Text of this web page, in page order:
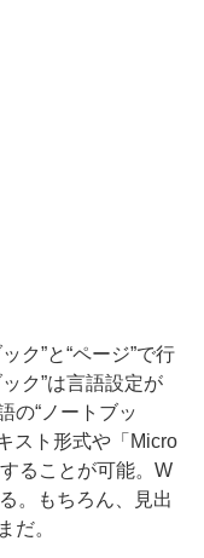
ク”と“ページ”で行
ク”は言語設定が
の“ノートブッ
スト形式や「Micro
ることが可能。W
。もちろん、見出
だ。